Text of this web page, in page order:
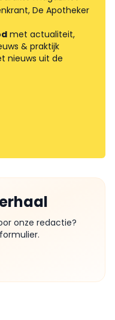
De Apotheker
met actualiteit,
& praktijk
nieuws uit de
onze redactie?